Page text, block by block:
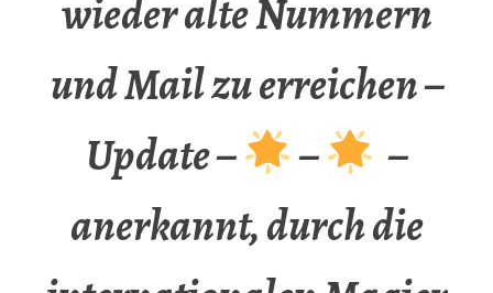
wieder alte Nummern
und Mail zu erreichen –
Update –
–
–
anerkannt, durch die